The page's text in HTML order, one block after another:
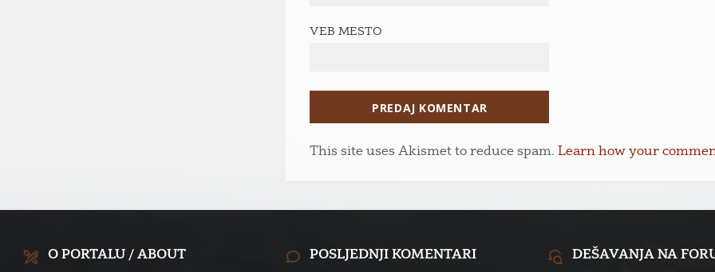
VEB MESTO
This site uses Akismet to reduce spam.Learn how your
O PORTALU / ABOUT POSLJEDNJI KOMENTARI DEŠAVANJA NA